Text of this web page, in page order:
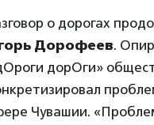
о дорогах
Дорофеев.
дорОги»
Чувашии.